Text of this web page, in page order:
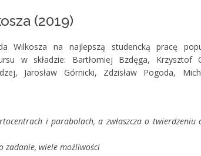
(2019)
Wilkosza na najlepszą studencką pracę
w składzie: Bartłomiej Bzdęga, Krzysztof
Jarosław Górnicki, Zdzisław Pogoda,
i parabolach, a zwłaszcza o twierdzeniu
zadanie, wiele możliwości